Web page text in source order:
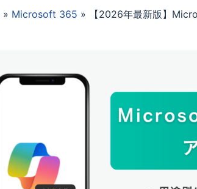
» Microsoft 365 » 【2026年最新版】